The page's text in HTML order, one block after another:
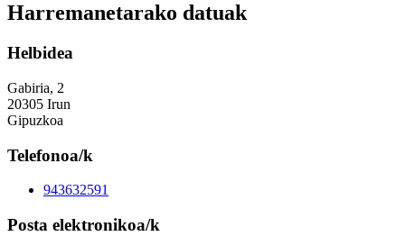
Harremanetarako datuak
Helbidea
Gabiria, 2
20305 Irun
Gipuzkoa
Telefonoa/k
943632591
Posta elektronikoa/k